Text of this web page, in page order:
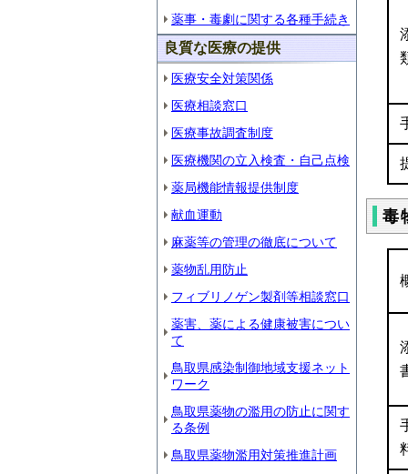
薬事・毒劇に関する各種手続き
良質な医療の提供
医療安全対策関係
医療相談窓口
医療事故調査制度
医療機関の立入検査・自己点検
薬局機能情報提供制度
献血運動
麻薬等の管理の徹底について
薬物乱用防止
フィブリノゲン製剤等相談窓口
薬害、薬による健康被害につい
て
鳥取県感染制御地域支援ネット
ワーク
鳥取県薬物の濫用の防止に関す
る条例
鳥取県薬物濫用対策推進計画
毒